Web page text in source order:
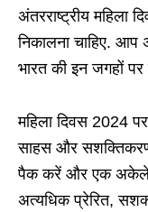
अंतरराष्ट्रीय महिला
निकालना चाहिए. आप
भारत की इन जगहों पर
महिला दिवस 2024
साहस और
पैक करें और एक अकेले
अत्यधिक प्रेरित,